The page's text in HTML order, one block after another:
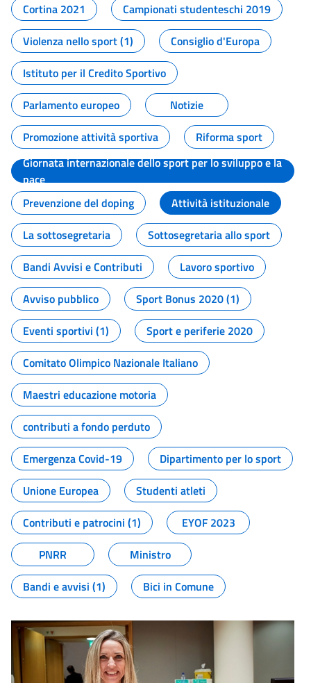
Cortina 2021
Campionati studenteschi 2019
Violenza nello sport (1)
Consiglio d'Europa
Istituto per il Credito Sportivo
Parlamento europeo
Notizie
Promozione attività sportiva
Riforma sport
Giornata internazionale dello sport per lo sviluppo e la
pace
Prevenzione del doping
Attività istituzionale
La sottosegretaria
Sottosegretaria allo sport
Bandi Avvisi e Contributi
Lavoro sportivo
Avviso pubblico
Sport Bonus 2020 (1)
Eventi sportivi (1)
Sport e periferie 2020
Comitato Olimpico Nazionale Italiano
Maestri educazione motoria
contributi a fondo perduto
Emergenza Covid-19
Dipartimento per lo sport
Unione Europea
Studenti atleti
Contributi e patrocini (1)
EYOF 2023
PNRR
Ministro
Bandi e avvisi (1)
Bici in Comune